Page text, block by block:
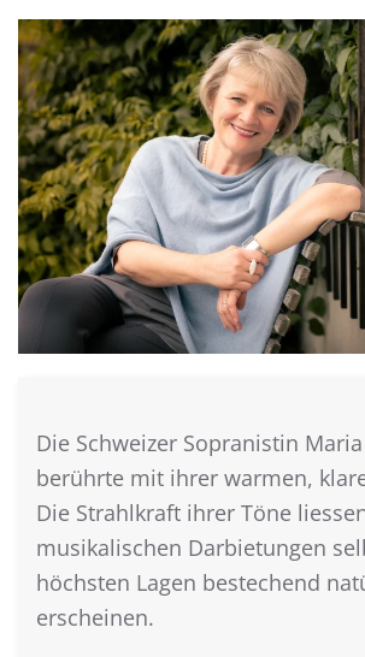
Die Schweizer Sopranistin
berührte mit ihrer warmen,
Die Strahlkraft ihrer Töne
musikalischen Darbietungen
höchsten Lagen bestechend
erscheinen.